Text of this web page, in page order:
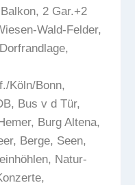
2 Gar.+2
Wald-Felder,
Köln/Bonn,
Bus v d Tür,
Burg Altena,
Berge, Seen,
Natur-